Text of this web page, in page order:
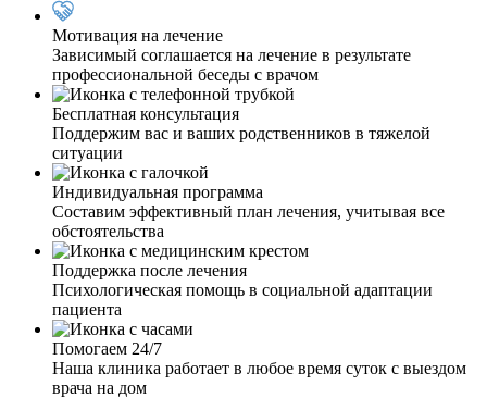
Мотивация на лечение
Зависимый соглашается на лечение в результате
профессиональной беседы с врачом
Бесплатная консультация
Поддержим вас и ваших родственников в тяжелой
ситуации
Индивидуальная программа
Составим эффективный план лечения, учитывая все
обстоятельства
Поддержка после лечения
Психологическая помощь в социальной адаптации
пациента
Помогаем 24/7
Наша клиника работает в любое время суток с выездом
врача на дом